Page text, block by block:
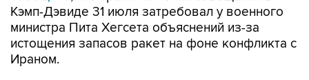
Кэмп-Дэвиде 31 июля затребовал у военного
министра Пита Хегсета объяснений из-за
истощения запасов ракет на фоне конфликта с
Ираном.